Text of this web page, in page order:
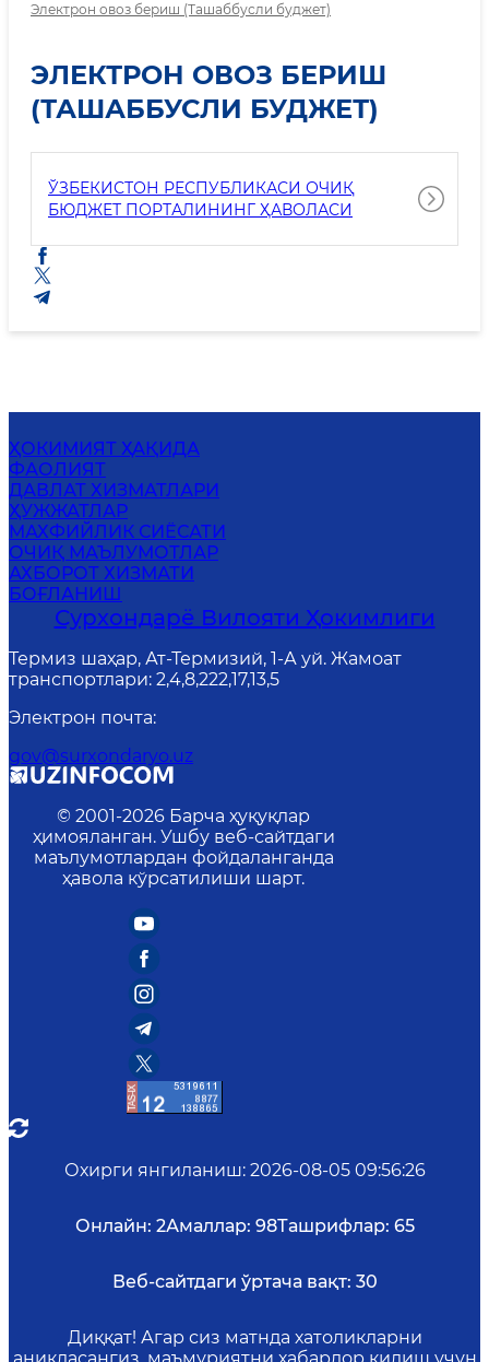
Электрон овоз бериш (Ташаббусли буджет)
ЭЛЕКТРОН ОВОЗ БЕРИШ
(ТАШАББУСЛИ БУДЖЕТ)
ЎЗБЕКИСТОН РЕСПУБЛИКАСИ ОЧИҚ
БЮДЖЕТ ПОРТАЛИНИНГ ҲАВОЛАСИ
ҲОКИМИЯТ ҲАҚИДА
ФАОЛИЯТ
ДАВЛАТ ХИЗМАТЛАРИ
ҲУЖЖАТЛАР
MАХФИЙЛИК СИЁСАТИ
ОЧИҚ МАЪЛУМОТЛАР
АХБОРОТ ХИЗМАТИ
БОҒЛАНИШ
Сурхондарё Вилояти Ҳокимлиги
Термиз шаҳар, Ат-Термизий, 1-А уй. Жамоат
транспортлари: 2,4,8,222,17,13,5
Электрон почта:
gov@surxondaryo.uz
© 2001-2026 Барча ҳуқуқлар
ҳимояланган. Ушбу веб-сайтдаги
маълумотлардан фойдаланганда
ҳавола кўрсатилиши шарт.
Охирги янгиланиш: 2026-08-05 09:56:26
Онлайн: 2Амаллар: 98Ташрифлар: 65
Веб-сайтдаги ўртача вақт: 30
Диққат! Агар сиз матнда хатоликларни